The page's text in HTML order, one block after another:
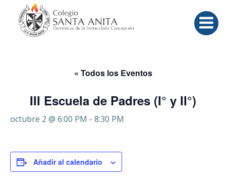
al
« Todos los Eventos
III Escuela de Padres (I° y II°)
octubre 2 @ 6:00 PM - 8:30 PM
Añadir al calendario